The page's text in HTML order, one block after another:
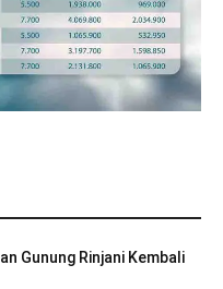
Gunung Rinjani Kembali